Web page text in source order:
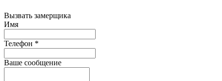
Вызвать замерщика
Имя
Телефон *
Ваше сообщение